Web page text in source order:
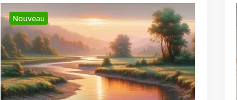
Nouveau